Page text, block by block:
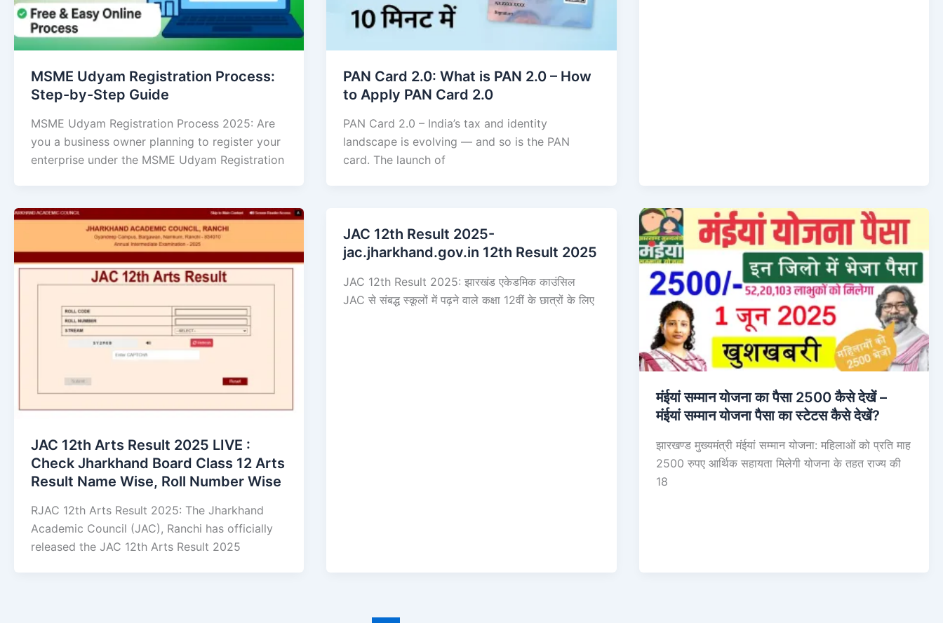
MSME Udyam Registration Process:
Step-by-Step Guide
MSME Udyam Registration Process 2025: Are
you a business owner planning to register your
enterprise under the MSME Udyam Registration
PAN Card 2.0: What is PAN 2.0 – How
to Apply PAN Card 2.0
PAN Card 2.0 – India’s tax and identity
landscape is evolving — and so is the PAN
card. The launch of
JAC 12th Arts Result 2025 LIVE :
Check Jharkhand Board Class 12 Arts
Result Name Wise, Roll Number Wise
RJAC 12th Arts Result 2025: The Jharkhand
Academic Council (JAC), Ranchi has officially
released the JAC 12th Arts Result 2025
JAC 12th Result 2025-
jac.jharkhand.gov.in 12th Result 2025
JAC 12th Result 2025: झारखंड एकेडमिक काउंसिल
JAC से संबद्ध स्कूलों में पढ़ने वाले कक्षा 12वीं के छात्रों के लिए
मंईयां सम्मान योजना का पैसा 2500 कैसे देखें –
मंईयां सम्मान योजना पैसा का स्टेटस कैसे देखें?
झारखण्ड मुख्यमंत्री मंईयां सम्मान योजना: महिलाओं को प्रति माह
2500 रुपए आर्थिक सहायता मिलेगी योजना के तहत राज्य की
18